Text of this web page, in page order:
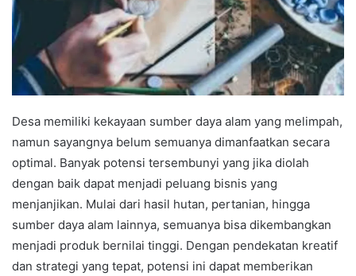
Desa memiliki kekayaan sumber daya alam yang melimpah,
namun sayangnya belum semuanya dimanfaatkan secara
optimal. Banyak potensi tersembunyi yang jika diolah
dengan baik dapat menjadi peluang bisnis yang
menjanjikan. Mulai dari hasil hutan, pertanian, hingga
sumber daya alam lainnya, semuanya bisa dikembangkan
menjadi produk bernilai tinggi. Dengan pendekatan kreatif
dan strategi yang tepat, potensi ini dapat memberikan